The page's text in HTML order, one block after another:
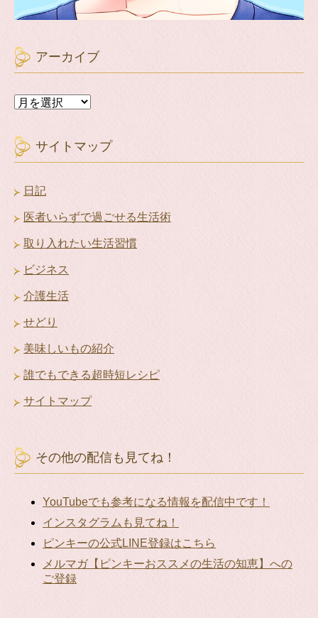
アーカイブ
ア
イ
ブ
サイトマップ
日記
医者いらずで過ごせる生活術
取り入れたい生活習慣
ビジネス
介護生活
せどり
美味しいもの紹介
誰でもできる超時短レシピ
サイトマップ
その他の配信も見てね！
YouTubeでも参考になる情報を配信中です！
インスタグラムも見てね！
ピンキーの公式LINE登録はこちら
メルマガ【ピンキーおススメの生活の知恵】への
ご登録